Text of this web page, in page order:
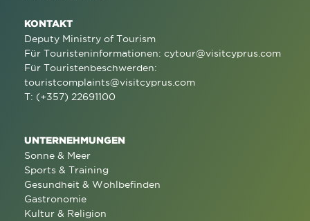
KONTAKT
Deputy Ministry of Tourism
Für Touristeninformationen: cytour@visitcyprus.com
Für Touristenbeschwerden:
touristcomplaints@visitcyprus.com
T: (+357) 22691100
UNTERNEHMUNGEN
Sonne & Meer
Sports & Training
Gesundheit & Wohlbefinden
Gastronomie
Kultur & Religion